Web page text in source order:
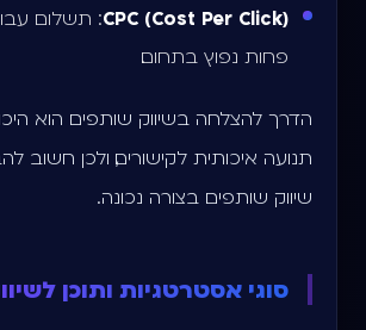
CPC (Cost Per Click): תשלום
פחות נפוץ בתחום.
הדרך להצלחה בשיווק שותפים הוא
תנועה איכותית לקישורים, ולכן חשוב
שיווק שותפים בצורה נכונה.
סוגי אסטרטגיות ותוכן